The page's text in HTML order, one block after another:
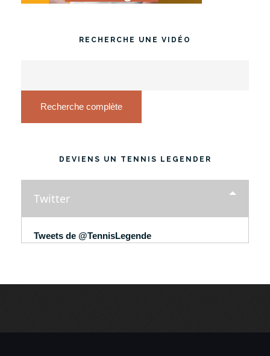
RECHERCHE UNE VIDÉO
Recherche complète
DEVIENS UN TENNIS LEGENDER
Twitter
Tweets de @TennisLegende